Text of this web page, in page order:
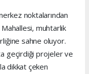
noktalarından
muhtarlık
sahne oluyor.
geçirdiği projeler ve
dikkat çeken